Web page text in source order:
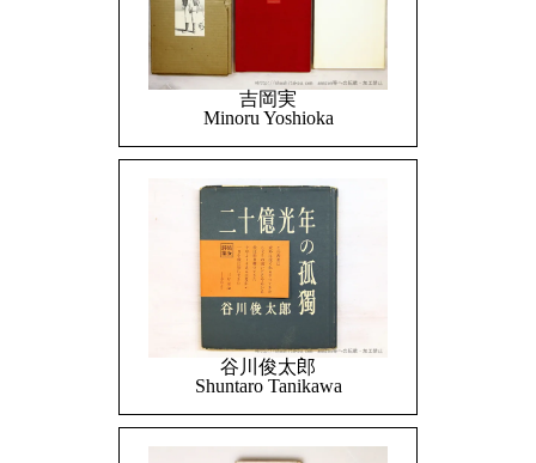
吉岡実
Minoru Yoshioka
谷川俊太郎
Shuntaro Tanikawa